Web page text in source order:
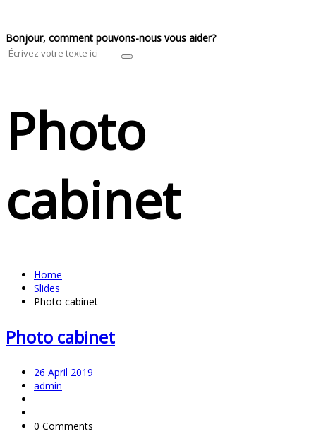
Bonjour, comment pouvons-nous vous aider?
Photo
cabinet
Home
Slides
Photo cabinet
Photo cabinet
26 April 2019
admin
0 Comments